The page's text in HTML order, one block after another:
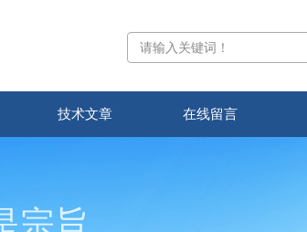
技术文章 在线留言
宗旨